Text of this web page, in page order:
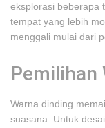
eksplorasi beberapa
tempat yang lebih
menggali mulai dari
Pemilihan
Warna dinding
suasana. Untuk